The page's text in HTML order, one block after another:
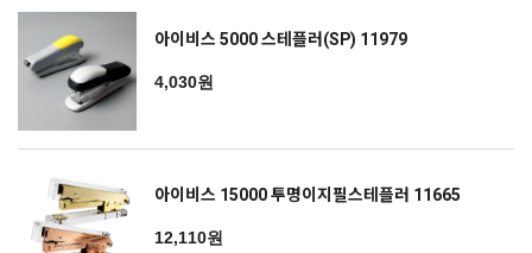
아이비스 5000 스테플러(SP) 11979
4,030원
아이비스 15000 투명이지필스테플러 11665
12,110원